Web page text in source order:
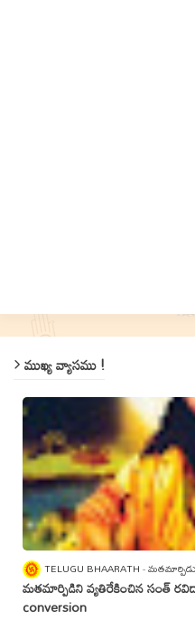
ముఖ్య వ్యాసము !
TELUGU BHAARATH
మతమార్పిడిని వ్యతిరేకించిన సంత్‌
conversion